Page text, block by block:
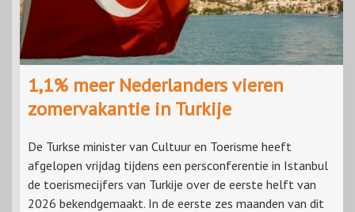
1,1% meer Nederlanders vieren
zomervakantie in Turkije
De Turkse minister van Cultuur en Toerisme heeft
afgelopen vrijdag tijdens een persconferentie in Istanbul
de toerismecijfers van Turkije over de eerste helft van
2026 bekendgemaakt. In de eerste zes maanden van dit